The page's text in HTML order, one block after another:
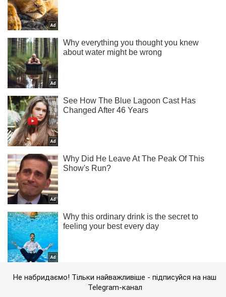
Не набридаємо! Тільки найважливіше - підписуйся на наш
Telegram-канал